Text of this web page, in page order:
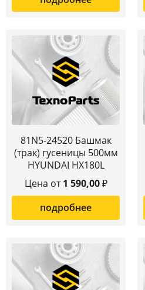
81N5-24520 Башмак
(трак) гусеницы 500мм
HYUNDAI HX180L
Цена от1 590,00₽
подробнее